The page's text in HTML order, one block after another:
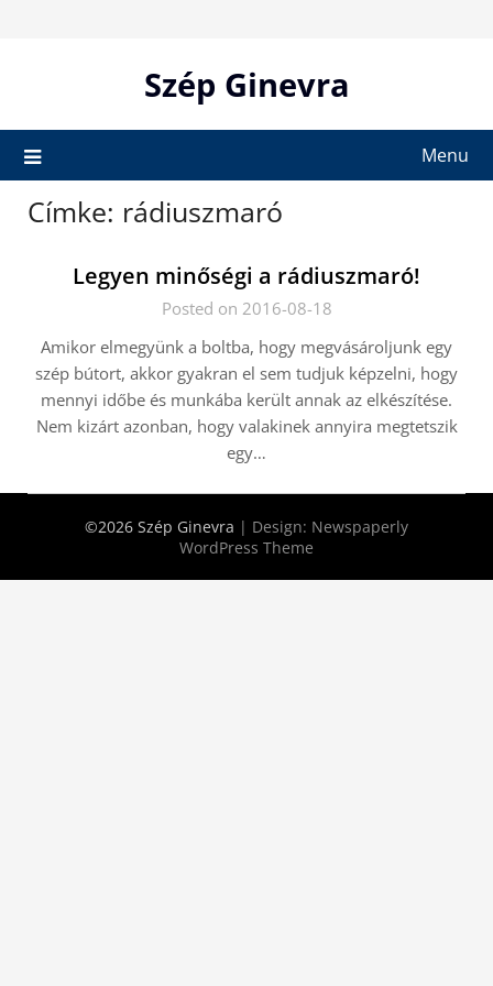
Szép Ginevra
Menu
Címke: rádiuszmaró
Legyen minőségi a rádiuszmaró!
Posted on 2016-08-18
Amikor elmegyünk a boltba, hogy megvásároljunk egy
szép bútort, akkor gyakran el sem tudjuk képzelni, hogy
mennyi időbe és munkába került annak az elkészítése.
Nem kizárt azonban, hogy valakinek annyira megtetszik
egy…
©2026 Szép Ginevra | Design: Newspaperly
WordPress Theme